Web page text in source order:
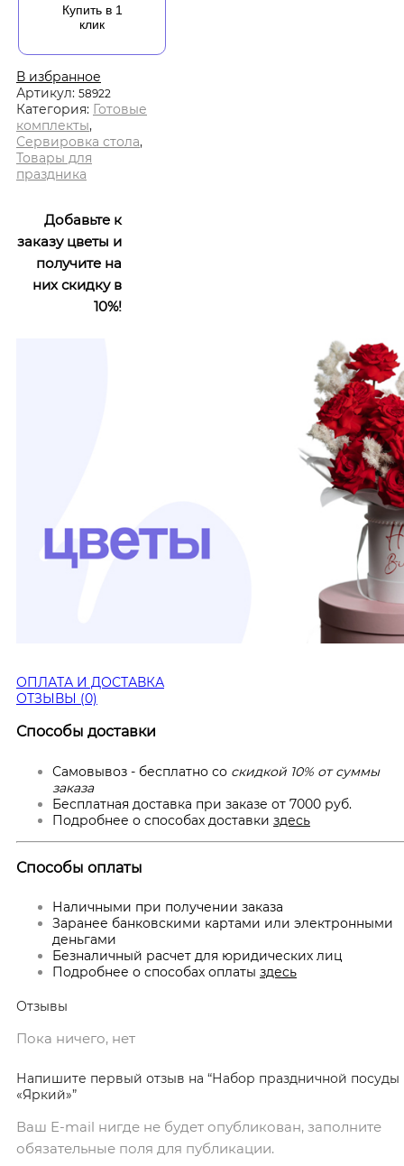
Купить в 1
клик
В избранное
Артикул: 58922
Категория: Готовые
комплекты,
Сервировка стола,
Товары для
праздника
Добавьте к
заказу цветы и
получите на
них скидку в
10%!
ОПЛАТА И ДОСТАВКА
ОТЗЫВЫ (0)
Способы доставки
Самовывоз - бесплатно со скидкой 10% от суммы
заказа
Бесплатная доставка при заказе от 7000 руб.
Подробнее о способах доставки здесь
Способы оплаты
Наличными при получении заказа
Заранее банковскими картами или электронными
деньгами
Безналичный расчет для юридических лиц
Подробнее о способах оплаты здесь
Отзывы
Пока ничего, нет
Напишите первый отзыв на “Набор праздничной посуды
«Яркий»”
Ваш E-mail нигде не будет опубликован, заполните
обязательные поля для публикации.